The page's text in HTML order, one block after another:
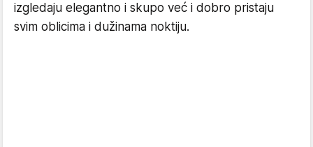
izgledaju elegantno i skupo već i dobro pristaju
svim oblicima i dužinama noktiju.